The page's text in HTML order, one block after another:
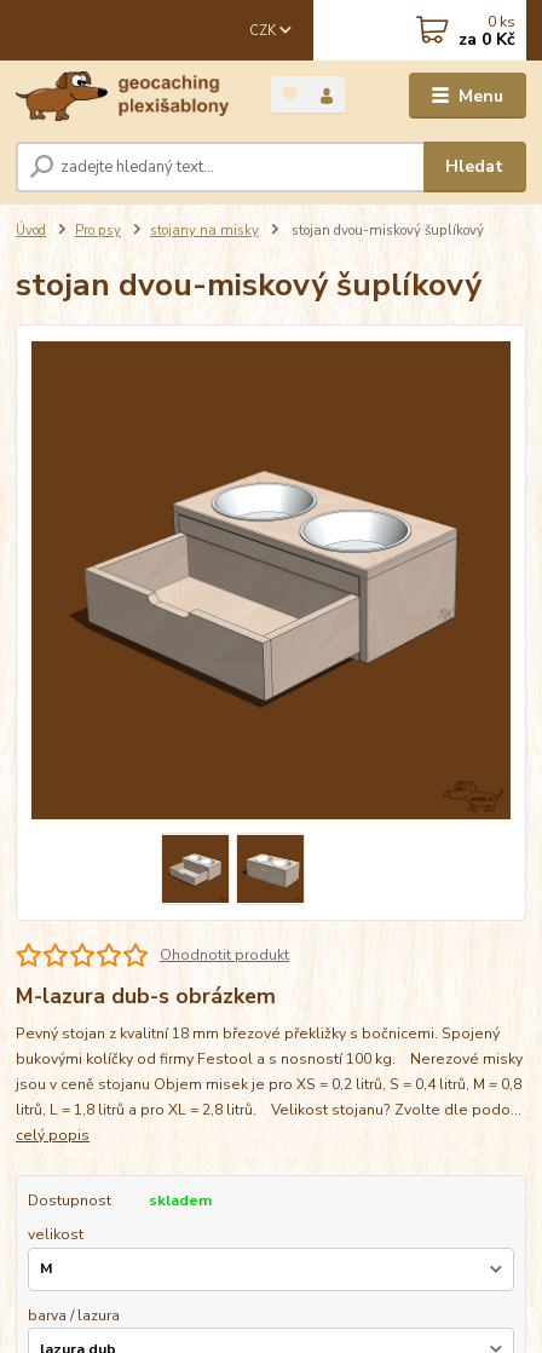
Menu
CZK
Hledat
0 ks
za 0 Kč
Úvod Pro psy stojany na misky stojan dvou-miskový šuplíkový
stojan dvou-miskový šuplíkový
Ohodnotit produkt
M-lazura dub-s obrázkem
Pevný stojan z kvalitní 18 mm březové překližky s bočnicemi. Spojený
bukovými kolíčky od firmy Festool a s nosností 100 kg. Nerezové misky
jsou v ceně stojanu Objem misek je pro XS = 0,2 litrů, S = 0,4 litrů, M = 0,8
litrů, L = 1,8 litrů a pro XL = 2,8 litrů. Velikost stojanu? Zvolte dle podo...
celý popis
Dostupnost
skladem
velikost
barva / lazura